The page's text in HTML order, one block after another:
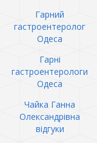
Гарний
гастроентеролог
Одеса
Гарні
гастроентерологи
Одеса
Чайка Ганна
Олександрівна
відгуки